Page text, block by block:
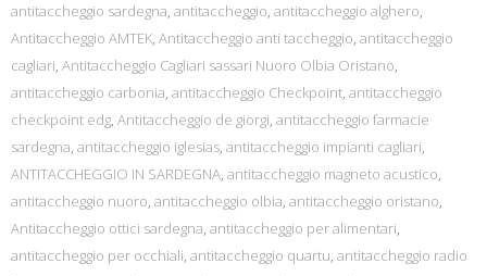
antitaccheggio sardegna, antitaccheggio, antitaccheggio alghero,
Antitaccheggio AMTEK, Antitaccheggio anti taccheggio, antitaccheggio
cagliari, Antitaccheggio Cagliari sassari Nuoro Olbia Oristano,
antitaccheggio carbonia, antitaccheggio Checkpoint, antitaccheggio
checkpoint edg, Antitaccheggio de giorgi, antitaccheggio farmacie
sardegna, antitaccheggio iglesias, antitaccheggio impianti cagliari,
ANTITACCHEGGIO IN SARDEGNA, antitaccheggio magneto acustico,
antitaccheggio nuoro, antitaccheggio olbia, antitaccheggio oristano,
Antitaccheggio ottici sardegna, antitaccheggio per alimentari,
antitaccheggio per occhiali, antitaccheggio quartu, antitaccheggio radio